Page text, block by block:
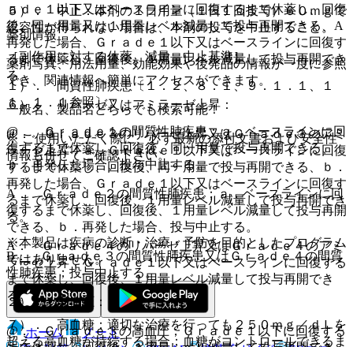
ａｄｅ１以下又はベースラインに回復するまで休薬し、回復
後、同一用量又は１用量レベル減量して投与再開できる、A
再発した場合、Ｇｒａｄｅ１以下又はベースラインに回復す
るまで休薬し、回復後、１用量レベル減量して投与再開でき
る。
６）． リパーゼ又はアミラーゼ上昇：
@． Ｇｒａｄｅ３のリパーゼ上昇又はＧｒａｄｅ３のアミ
ラーゼ上昇；ａ．Ｇｒａｄｅ１以下又はベースラインに回復
するまで休薬し、回復後、同一用量で投与再開できる、ｂ．
再発した場合、Ｇｒａｄｅ１以下又はベースラインに回復す
るまで休薬し、回復後、１用量レベル減量して投与再開でき
る。
A． Ｇｒａｄｅ４のリパーゼ上昇又はＧｒａｄｅ４のアミ
ラーゼ上昇；Ｇｒａｄｅ１以下又はベースラインに回復する
まで休薬し、回復後、１用量レベル減量して投与再開でき
る。
７）． 高血糖：適切な治療を行っても２５０ｍｇ／ｄＬを
超える高血糖が持続する場合；血糖がコントロールできるま
５）． 中止：本剤の１日用量（１日１回投与）６０ｍｇで
忍容性が得られない場合は、本剤の投与を中止すること。
［副作用に対する休薬、減量、中止基準］
１）． 間質性肺疾患〔１．２、８．１、９．１．１、１
１．１．１参照〕：
@． Ｇｒａｄｅ１の間質性肺疾患；ａ．ベースラインに回
復するまで休薬し、回復後、同一用量で投与再開できる、
ｂ．再発した場合、投与中止する。
A． Ｇｒａｄｅ２の間質性肺疾患；ａ．ベースラインに回
復するまで休薬し、回復後、１用量レベル減量して投与再開
できる、ｂ．再発した場合、投与中止する。
B． Ｇｒａｄｅ３の間質性肺疾患又はＧｒａｄｅ４の間質
性肺疾患；投与中止する。
２）． 高血圧：
@． Ｇｒａｄｅ３の高血圧；Ｇｒａｄｅ１以下に回復する
薬剤情報
薬剤写真、用法用量、効能効果や後発品の情報が一度に参照
でき、関連情報へ簡単にアクセスができます。
一般名、製品名どちらでも検索可能！
※ ご使用いただく際に、必ず最新の添付文書および安全性
情報も併せてご確認下さい。
※本製品は疾病の診断・治療・予防を目的としたプログラム
ではありません。
ホーム
ノート